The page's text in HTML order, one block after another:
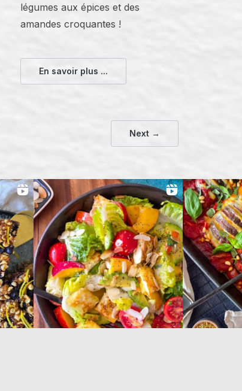
légumes aux épices et des
amandes croquantes !
En savoir plus ...
Next →